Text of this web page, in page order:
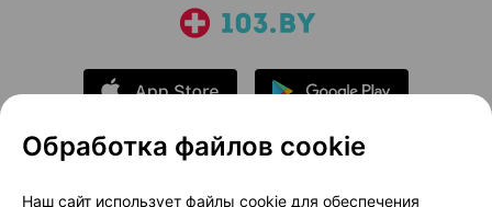
О проекте Новости проекта
Обработка файлов cookie
Наш сайт использует файлы cookie для обеспечения